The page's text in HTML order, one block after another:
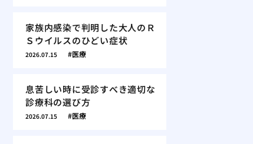
家族内感染で判明した大人のＲ
Ｓウイルスのひどい症状
2026.07.15 医療
息苦しい時に受診すべき適切な
診療科の選び方
2026.07.15 医療